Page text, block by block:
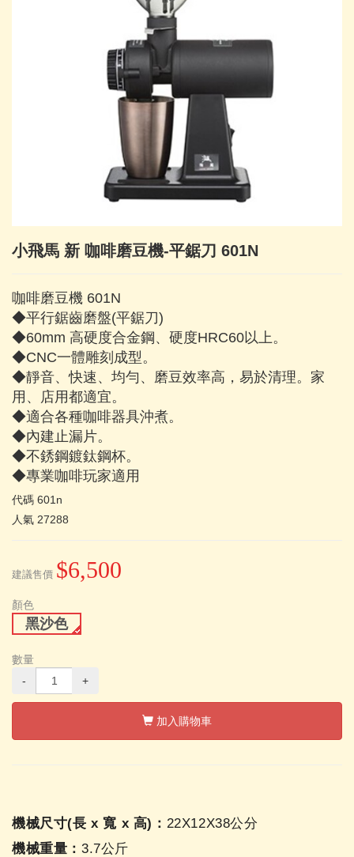
小飛馬 新 咖啡磨豆機-平鋸刀 601N
咖啡磨豆機 601N
◆平行鋸齒磨盤(平鋸刀)
◆60mm 高硬度合金鋼、硬度HRC60以上。
◆CNC一體雕刻成型。
◆靜音、快速、均勻、磨豆效率高，易於清理。家
用、店用都適宜。
◆適合各種咖啡器具沖煮。
◆內建止漏片。
◆不銹鋼鍍鈦鋼杯。
◆專業咖啡玩家適用
代碼 601n
人氣 27288
建議售價 $6,500
顏色
黑沙色
數量
-
+
加入購物車
機械尺寸(長 x 寬 x 高)： 22X12X38公分
機械重量： 3.7公斤